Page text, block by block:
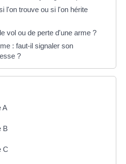
l'on trouve ou si l'on hérite
vol ou de perte d'une arme ?
: faut-il signaler son
?
A
B
C